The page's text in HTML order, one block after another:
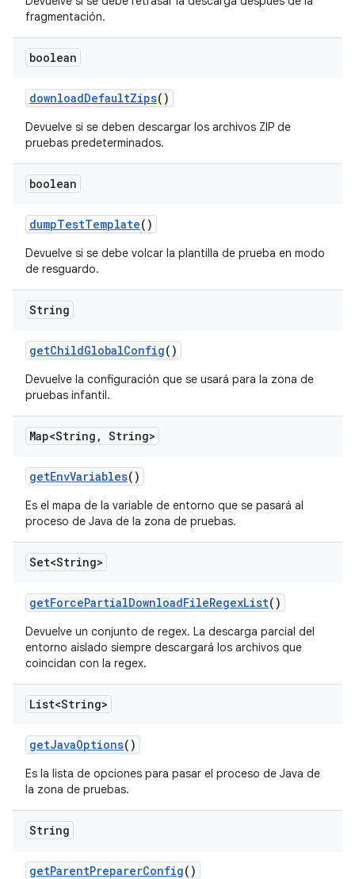
fragmentación.
boolean
downloadDefaultZips()
Devuelve si se deben descargar los archivos ZIP de
pruebas predeterminados.
boolean
dumpTestTemplate()
Devuelve si se debe volcar la plantilla de prueba en modo
de resguardo.
String
getChildGlobalConfig()
Devuelve la configuración que se usará para la zona de
pruebas infantil.
Map<String , String>
getEnvVariables()
Es el mapa de la variable de entorno que se pasará al
proceso de Java de la zona de pruebas.
Set<String>
getForcePartialDownloadFileRegexList()
Devuelve un conjunto de regex. La descarga parcial del
entorno aislado siempre descargará los archivos que
coincidan con la regex.
List<String>
getJavaOptions()
Es la lista de opciones para pasar el proceso de Java de
la zona de pruebas.
String
getParentPreparerConfig()